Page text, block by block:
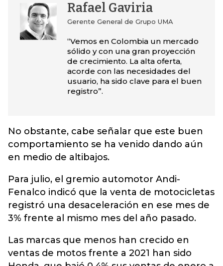
Rafael Gaviria
Gerente General de Grupo UMA
“Vemos en Colombia un mercado
sólido y con una gran proyección
de crecimiento. La alta oferta,
acorde con las necesidades del
usuario, ha sido clave para el buen
registro”.
No obstante, cabe señalar que este buen
comportamiento se ha venido dando aún
en medio de altibajos.
Para julio, el gremio automotor Andi-
Fenalco indicó que la venta de motocicletas
registró una desaceleración en ese mes de
3% frente al mismo mes del año pasado.
Las marcas que menos han crecido en
ventas de motos frente a 2021 han sido